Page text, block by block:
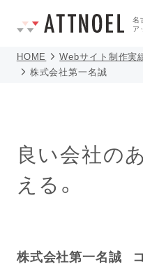
名
ア
HOME Webサイト制作実
株式会社第一名誠
良い会社の
える。
株式会社第一名誠